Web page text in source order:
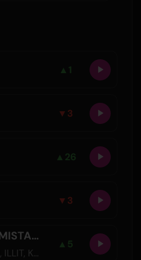
▲ 1
▼ 3
▲ 26
▼ 3
ICONIC BY MISTAKE
, ILLIT, KATSEYE
▲ 5